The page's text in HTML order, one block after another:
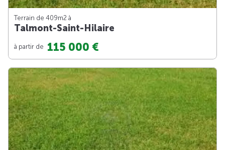
Terrain de 409m2 à
Talmont-Saint-Hilaire
à partir de 115 000 €